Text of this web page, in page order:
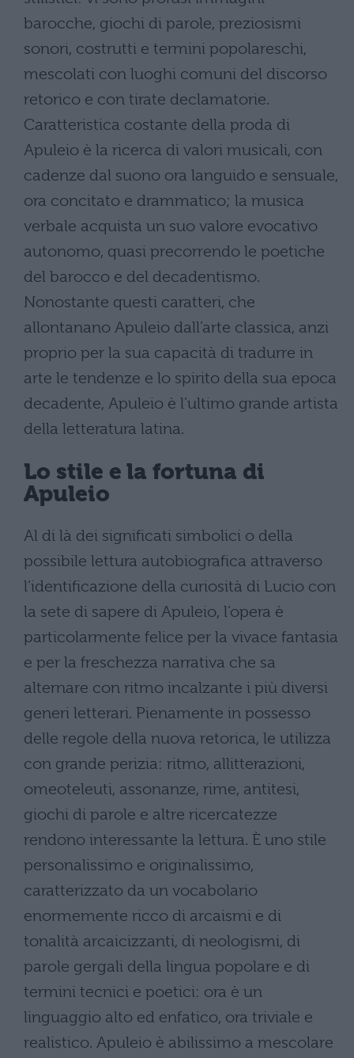
barocche, giochi di parole, preziosismi
sonori, costrutti e termini popolareschi,
mescolati con luoghi comuni del discorso
retorico e con tirate declamatorie.
Caratteristica costante della proda di
Apuleio è la ricerca di valori musicali, con
cadenze dal suono ora languido e sensuale,
ora concitato e drammatico; la musica
verbale acquista un suo valore evocativo
autonomo, quasi precorrendo le poetiche
del barocco e del decadentismo.
Nonostante questi caratteri, che
allontanano Apuleio dall’arte classica, anzi
proprio per la sua capacità di tradurre in
arte le tendenze e lo spirito della sua epoca
decadente, Apuleio è l’ultimo grande artista
della letteratura latina.
Lo stile e la fortuna di
Apuleio
Al di là dei significati simbolici o della
possibile lettura autobiografica attraverso
l’identificazione della curiosità di Lucio con
la sete di sapere di Apuleio, l’opera è
particolarmente felice per la vivace fantasia
e per la freschezza narrativa che sa
alternare con ritmo incalzante i più diversi
generi letterari. Pienamente in possesso
delle regole della nuova retorica, le utilizza
con grande perizia: ritmo, allitterazioni,
omeoteleuti, assonanze, rime, antitesi,
giochi di parole e altre ricercatezze
rendono interessante la lettura. È uno stile
personalissimo e originalissimo,
caratterizzato da un vocabolario
enormemente ricco di arcaismi e di
tonalità arcaicizzanti, di neologismi, di
parole gergali della lingua popolare e di
termini tecnici e poetici: ora è un
linguaggio alto ed enfatico, ora triviale e
realistico. Apuleio è abilissimo a mescolare